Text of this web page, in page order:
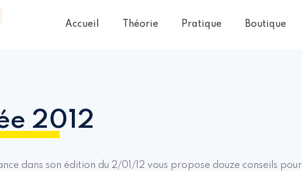
Accueil Théorie Pratique Boutique
2012
dans son édition du 2/01/12 vous propose douze conseils pour